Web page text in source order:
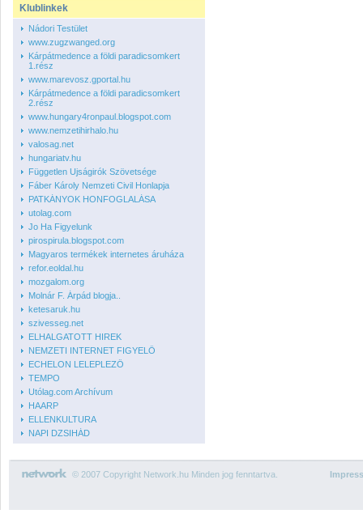
Klublinkek
Nádori Testület
www.zugzwanged.org
Kárpátmedence a földi paradicsomkert
1.rész
www.marevosz.gportal.hu
Kárpátmedence a földi paradicsomkert
2.rész
www.hungary4ronpaul.blogspot.com
www.nemzetihirhalo.hu
valosag.net
hungariatv.hu
Független Ujságirók Szövetsége
Fáber Károly Nemzeti Civil Honlapja
PATKÁNYOK HONFOGLALÁSA
utolag.com
Jo Ha Figyelunk
pirospirula.blogspot.com
Magyaros termékek internetes áruháza
refor.eoldal.hu
mozgalom.org
Molnár F. Árpád blogja..
ketesaruk.hu
szivesseg.net
ELHALGATOTT HIREK
NEMZETI INTERNET FIGYELŐ
ECHELON LELEPLEZŐ
TEMPO
Utólag.com Archívum
HAARP
ELLENKULTURA
NAPI DZSIHÁD
© 2007 Copyright Network.hu Minden jog fenntartva.